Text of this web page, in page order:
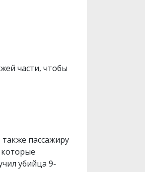
части, чтобы
пассажиру
которые
убийца 9-